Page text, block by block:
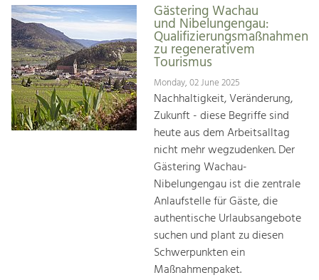
Gästering Wachau
und Nibelungengau:
Qualifizierungsmaßnahmen
zu regenerativem
Tourismus
Monday, 02 June 2025
Nachhaltigkeit, Veränderung,
Zukunft - diese Begriffe sind
heute aus dem Arbeitsalltag
nicht mehr wegzudenken. Der
Gästering Wachau-
Nibelungengau ist die zentrale
Anlaufstelle für Gäste, die
authentische Urlaubsangebote
suchen und plant zu diesen
Schwerpunkten ein
Maßnahmenpaket.